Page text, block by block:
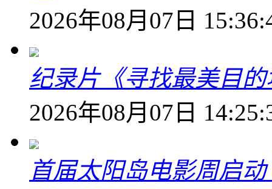
2026年08月07日
纪录片《寻找最美目
2026年08月07日
首届太阳岛电影周启